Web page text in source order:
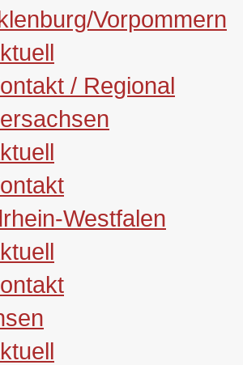
Vorpommern
/ Regional
Westfalen